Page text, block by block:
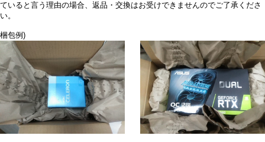
ていると言う理由の場合、返品・交換はお受けできませんのでご了承くださ
い。
梱包例)